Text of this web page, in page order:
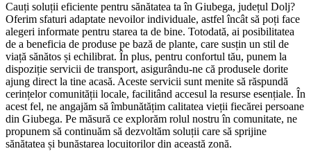
Cauți soluții eficiente pentru sănătatea ta în Giubega, județul Dolj?
Oferim sfaturi adaptate nevoilor individuale, astfel încât să poți face
alegeri informate pentru starea ta de bine. Totodată, ai posibilitatea
de a beneficia de produse pe bază de plante, care susțin un stil de
viață sănătos și echilibrat. În plus, pentru confortul tău, punem la
dispoziție servicii de transport, asigurându-ne că produsele dorite
ajung direct la tine acasă. Aceste servicii sunt menite să răspundă
cerințelor comunității locale, facilitând accesul la resurse esențiale. În
acest fel, ne angajăm să îmbunătățim calitatea vieții fiecărei persoane
din Giubega. Pe măsură ce explorăm rolul nostru în comunitate, ne
propunem să continuăm să dezvoltăm soluții care să sprijine
sănătatea și bunăstarea locuitorilor din această zonă.